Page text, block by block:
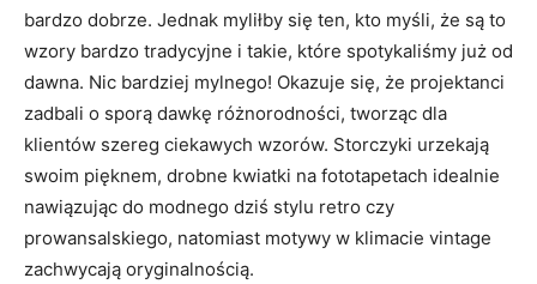
bardzo dobrze. Jednak myliłby się ten, kto myśli, że są to
wzory bardzo tradycyjne i takie, które spotykaliśmy już od
dawna. Nic bardziej mylnego! Okazuje się, że projektanci
zadbali o sporą dawkę różnorodności, tworząc dla
klientów szereg ciekawych wzorów. Storczyki urzekają
swoim pięknem, drobne kwiatki na fototapetach idealnie
nawiązując do modnego dziś stylu retro czy
prowansalskiego, natomiast motywy w klimacie vintage
zachwycają oryginalnością.